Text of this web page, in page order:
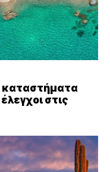
καταστήματα
στις